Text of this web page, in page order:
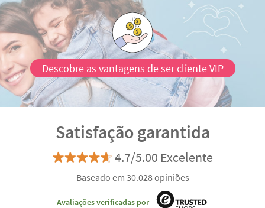
Descobre as vantagens de ser cliente VIP
Satisfação garantida
4.7/5.00 Excelente
Baseado em 30.028 opiniões
Avaliações verificadas por